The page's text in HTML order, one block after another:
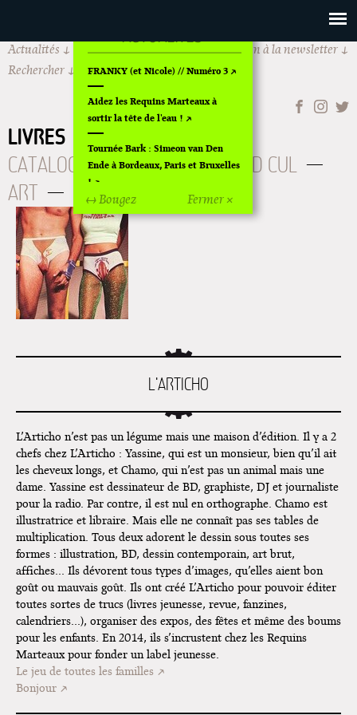
Actualités Les Requins Marteaux
Inscription à la newsletter
Rechercher
LIVRES
À PARAITRE
CATALOGUE
AUTEURS
BD CUL
ART
OLDIES ÉPUISÉS
L'ARTICHO
L’Articho n’est pas un légume mais une maison d’édition. Il y a 2
chefs chez L’Articho : Yassine, qui est un monsieur, bien qu’il ait
les cheveux longs, et Chamo, qui n’est pas un animal mais une
dame. Yassine est dessinateur de BD, graphiste, DJ et journaliste
pour la radio. Par contre, il est nul en orthographe. Chamo est
illustratrice et libraire. Mais elle ne connaît pas ses tables de
multiplication. Tous deux adorent le dessin sous toutes ses
formes : illustration, BD, dessin contemporain, art brut,
affiches... Ils dévorent tous types d’images, qu’elles aient bon
goût ou mauvais goût. Ils ont créé L’Articho pour pouvoir éditer
toutes sortes de trucs (livres jeunesse, revue, fanzines,
calendriers...), organiser des expos, des fêtes et même des boums
pour les enfants. En 2014, ils s’incrustent chez les Requins
Marteaux pour fonder un label jeunesse.
Le jeu de toutes les familles
Bonjour
Fermer ×
↔ Bougez
FRANKY (et Nicole) // Numéro 3
Aidez les Requins Marteaux à
sortir la tête de l'eau !
Tournée Bark : Simeon van Den
Ende à Bordeaux, Paris et Bruxelles
!
Off Of Off d'Angoulême 2024
Superette de noël à Pola
L'exposition de Fungirl à
Montpellier !
Lancements de "Ras le bol" de
Home" à Colomiers
Tournée "Vulva Viking" : Elizabeth
Pich à Paris et Vincennes !
Dédicace de Gwénola Carrère à
Bruxelles